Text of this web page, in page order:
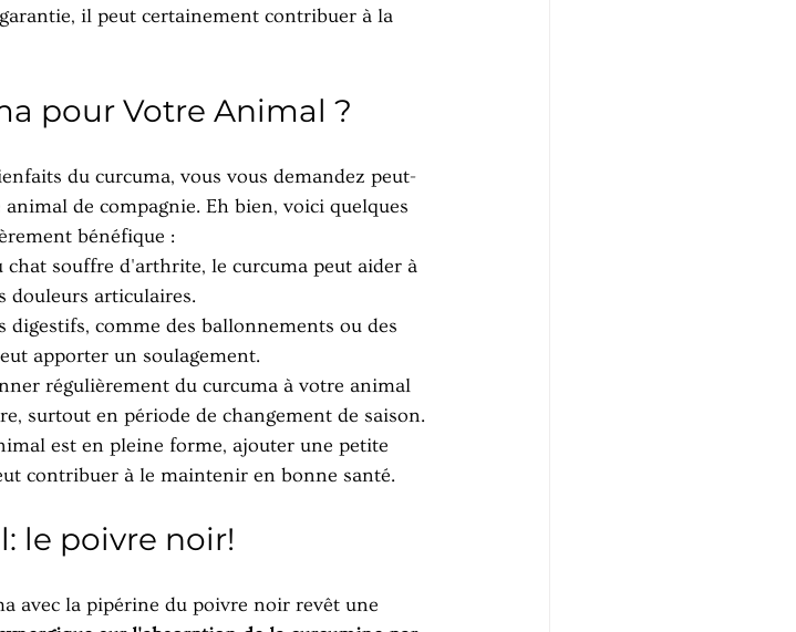
il peut certainement contribuer à la
pour Votre Animal ?
du curcuma, vous vous demandez peut-
de compagnie. Eh bien, voici quelques
bénéfique :
chat souffre d'arthrite, le curcuma peut aider à
douleurs articulaires.
digestifs, comme des ballonnements ou des
apporter un soulagement.
régulièrement du curcuma à votre animal
surtout en période de changement de saison.
est en pleine forme, ajouter une petite
contribuer à le maintenir en bonne santé.
le poivre noir!
avec la pipérine du poivre noir revêt une